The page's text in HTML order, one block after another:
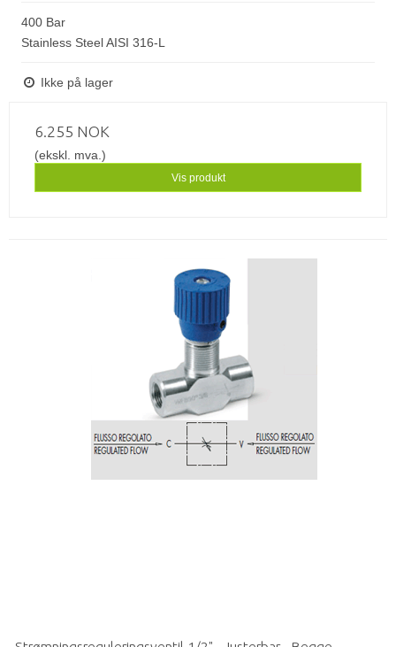
400 Bar
Stainless Steel AISI 316-L
Ikke på lager
6.255 NOK
(ekskl. mva.)
Vis produkt